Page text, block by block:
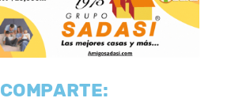
COMPARTE: